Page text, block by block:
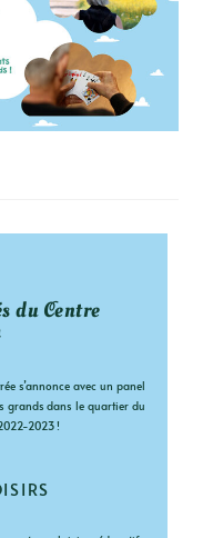
du Centre
s’annonce avec un panel
grands dans le quartier du
2023 !